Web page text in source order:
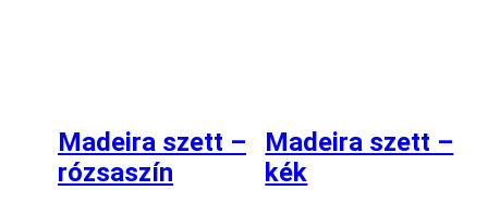
Madeira szett –
rózsaszín
Madeira szett –
kék